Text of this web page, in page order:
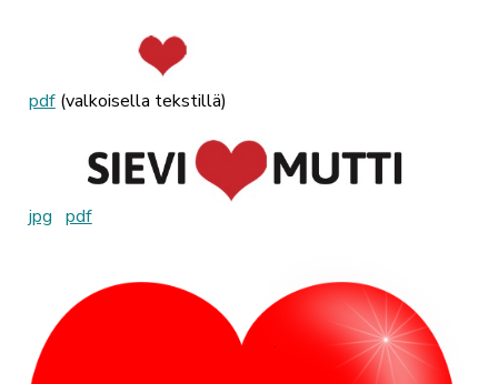
pdf(valkoisella tekstillä)
jpg pdf